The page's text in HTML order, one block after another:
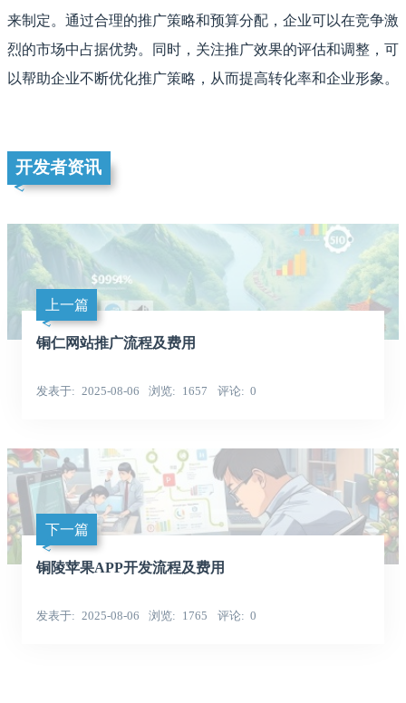
来制定。通过合理的推广策略和预算分配，企业可以在竞争激
烈的市场中占据优势。同时，关注推广效果的评估和调整，可
以帮助企业不断优化推广策略，从而提高转化率和企业形象。
开发者资讯
上一篇
铜仁网站推广流程及费用
发表于 2025-08-06 浏览 1657 评论 0
下一篇
铜陵苹果APP开发流程及费用
发表于 2025-08-06 浏览 1765 评论 0